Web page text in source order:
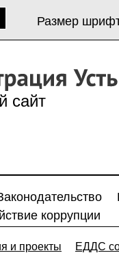
Размер
сайт
коррупции
и проекты ЕДДС